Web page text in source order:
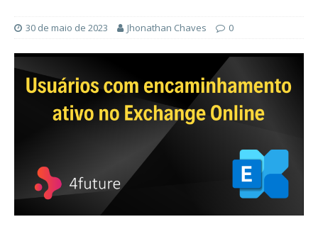
30 de maio de 2023 Jhonathan Chaves 0